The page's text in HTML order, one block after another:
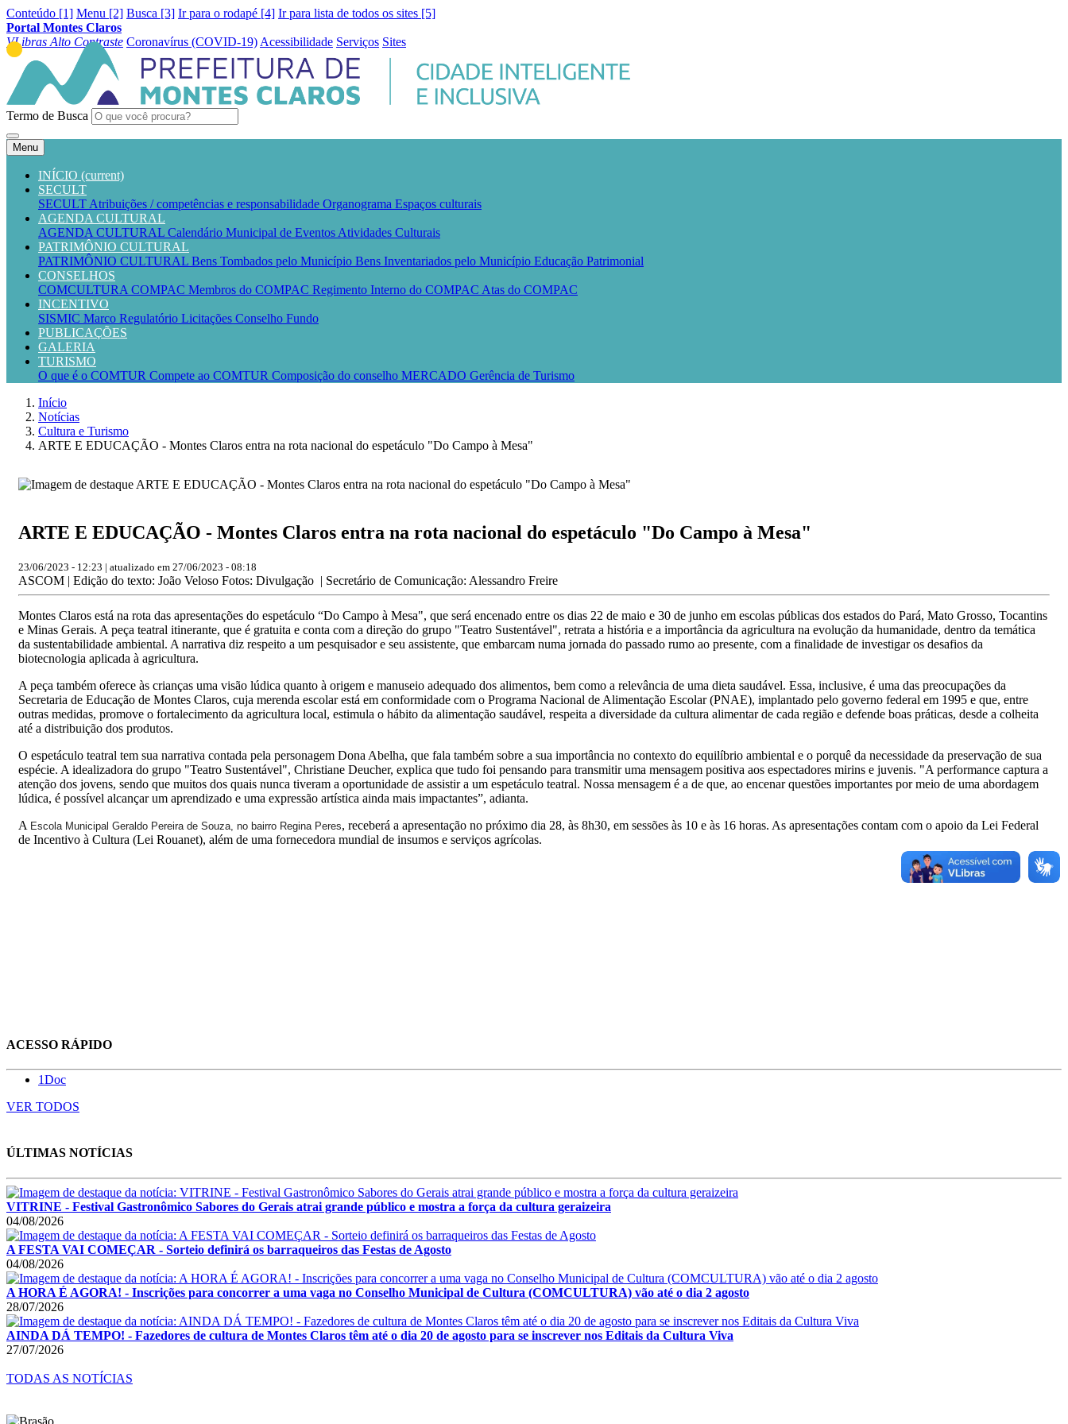
Conteúdo [1] Menu [2] Busca [3] Ir para o rodapé [4] Ir para lista de todos os sites [5]
Portal Montes Claros
VLibras Alto Contraste Coronavírus (COVID-19) Acessibilidade Serviços Sites
Termo de Busca
Menu
INÍCIO (current)
SECULT
SECULT Atribuições / competências e responsabilidade Organograma Espaços culturais
AGENDA CULTURAL
AGENDA CULTURAL Calendário Municipal de Eventos Atividades Culturais
PATRIMÔNIO CULTURAL
PATRIMÔNIO CULTURAL Bens Tombados pelo Município Bens Inventariados pelo Município Educação Patrimonial
CONSELHOS
COMCULTURA COMPAC Membros do COMPAC Regimento Interno do COMPAC Atas do COMPAC
INCENTIVO
SISMIC Marco Regulatório Licitações Conselho Fundo
PUBLICAÇÕES
GALERIA
TURISMO
O que é o COMTUR Compete ao COMTUR Composição do conselho MERCADO Gerência de Turismo
Início
Notícias
Cultura e Turismo
ARTE E EDUCAÇÃO - Montes Claros entra na rota nacional do espetáculo "Do Campo à Mesa"
ARTE E EDUCAÇÃO - Montes Claros entra na rota nacional do espetáculo "Do Campo à Mesa"
23/06/2023 - 12:23 | atualizado em 27/06/2023 - 08:18
ASCOM | Edição do texto: João Veloso Fotos: Divulgação | Secretário de Comunicação: Alessandro Freire
Montes Claros está na rota das apresentações do espetáculo “Do Campo à Mesa", que será encenado entre os dias 22 de maio e 30 de junho em escolas públicas dos estados do Pará, Mato Grosso, Tocantins
e Minas Gerais. A peça teatral itinerante, que é gratuita e conta com a direção do grupo "Teatro Sustentável", retrata a história e a importância da agricultura na evolução da humanidade, dentro da temática
da sustentabilidade ambiental. A narrativa diz respeito a um pesquisador e seu assistente, que embarcam numa jornada do passado rumo ao presente, com a finalidade de investigar os desafios da
biotecnologia aplicada à agricultura.
A peça também oferece às crianças uma visão lúdica quanto à origem e manuseio adequado dos alimentos, bem como a relevância de uma dieta saudável. Essa, inclusive, é uma das preocupações da
Secretaria de Educação de Montes Claros, cuja merenda escolar está em conformidade com o Programa Nacional de Alimentação Escolar (PNAE), implantado pelo governo federal em 1995 e que, entre
outras medidas, promove o fortalecimento da agricultura local, estimula o hábito da alimentação saudável, respeita a diversidade da cultura alimentar de cada região e defende boas práticas, desde a colheita
até a distribuição dos produtos.
O espetáculo teatral tem sua narrativa contada pela personagem Dona Abelha, que fala também sobre a sua importância no contexto do equilíbrio ambiental e o porquê da necessidade da preservação de sua
espécie. A idealizadora do grupo "Teatro Sustentável", Christiane Deucher, explica que tudo foi pensando para transmitir uma mensagem positiva aos espectadores mirins e juvenis. "A performance captura a
atenção dos jovens, sendo que muitos dos quais nunca tiveram a oportunidade de assistir a um espetáculo teatral. Nossa mensagem é a de que, ao encenar questões importantes por meio de uma abordagem
lúdica, é possível alcançar um aprendizado e uma expressão artística ainda mais impactantes”, adianta.
A Escola Municipal Geraldo Pereira de Souza, no bairro Regina Peres, receberá a apresentação no próximo dia 28, às 8h30, em sessões às 10 e às 16 horas. As apresentações contam com o apoio da Lei Federal
de Incentivo à Cultura (Lei Rouanet), além de uma fornecedora mundial de insumos e serviços agrícolas.
ACESSO RÁPIDO
1Doc
VER TODOS
ÚLTIMAS NOTÍCIAS
VITRINE - Festival Gastronômico Sabores do Gerais atrai grande público e mostra a força da cultura geraizeira
04/08/2026
A FESTA VAI COMEÇAR - Sorteio definirá os barraqueiros das Festas de Agosto
04/08/2026
A HORA É AGORA! - Inscrições para concorrer a uma vaga no Conselho Municipal de Cultura (COMCULTURA) vão até o dia 2 agosto
28/07/2026
AINDA DÁ TEMPO! - Fazedores de cultura de Montes Claros têm até o dia 20 de agosto para se inscrever nos Editais da Cultura Viva
27/07/2026
TODAS AS NOTÍCIAS